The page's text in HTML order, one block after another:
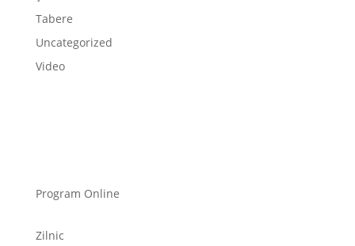
Tabere
Uncategorized
Video
Program Online
Zilnic